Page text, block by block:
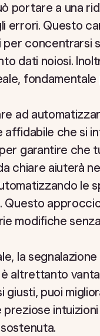
portare a una
errori. Questo
per concentrarsi
dati noiosi.
ad
che si
garantire che
chiare aiuterà
le
Questo
modifiche
la
altrettanto
giusti, puoi
intuizioni